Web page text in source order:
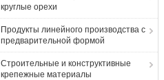
круглые орехи
Продукты линейного производства с
предварительной формой
Строительные и конструктивные
крепежные материалы